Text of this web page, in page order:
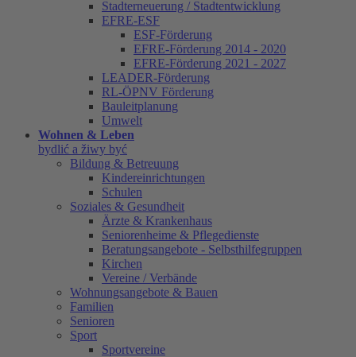
Stadterneuerung / Stadtentwicklung
EFRE-ESF
ESF-Förderung
EFRE-Förderung 2014 - 2020
EFRE-Förderung 2021 - 2027
LEADER-Förderung
RL-ÖPNV Förderung
Bauleitplanung
Umwelt
Wohnen & Leben
bydlić a žiwy być
Bildung & Betreuung
Kindereinrichtungen
Schulen
Soziales & Gesundheit
Ärzte & Krankenhaus
Seniorenheime & Pflegedienste
Beratungsangebote - Selbsthilfegruppen
Kirchen
Vereine / Verbände
Wohnungsangebote & Bauen
Familien
Senioren
Sport
Sportvereine